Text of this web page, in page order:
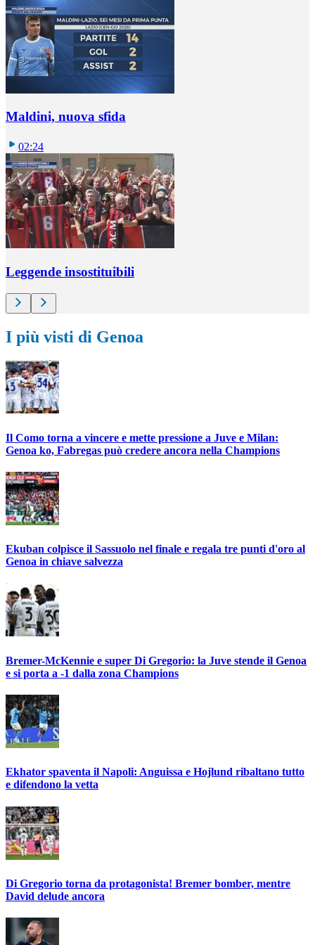
Maldini, nuova sfida
02:24
Leggende insostituibili
I più visti di Genoa
Il Como torna a vincere e mette pressione a Juve e Milan:
Genoa ko, Fabregas può credere ancora nella Champions
Ekuban colpisce il Sassuolo nel finale e regala tre punti d'oro al
Genoa in chiave salvezza
Bremer-McKennie e super Di Gregorio: la Juve stende il Genoa
e si porta a -1 dalla zona Champions
Ekhator spaventa il Napoli: Anguissa e Hojlund ribaltano tutto
e difendono la vetta
Di Gregorio torna da protagonista! Bremer bomber, mentre
David delude ancora